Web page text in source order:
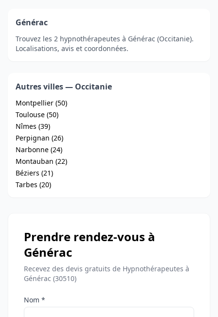
Générac
Trouvez les 2 hypnothérapeutes à Générac (Occitanie).
Localisations, avis et coordonnées.
Autres villes — Occitanie
Montpellier (50)
Toulouse (50)
Nîmes (39)
Perpignan (26)
Narbonne (24)
Montauban (22)
Béziers (21)
Tarbes (20)
Prendre rendez-vous à
Générac
Recevez des devis gratuits de Hypnothérapeutes à
Générac (30510)
Nom *